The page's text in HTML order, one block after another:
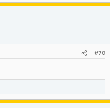
#70